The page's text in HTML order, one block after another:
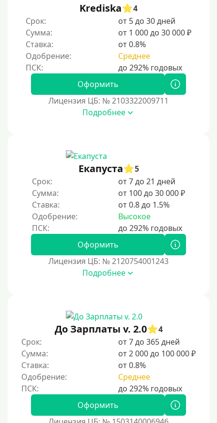
Залог
Под залог ПТС
Без залога
Под залог
Под залог недвижимости
Под ПТС спецтехники
Под ПТС грузового автомобиля
Авто без ПТС
Цель
На Новый Год
Чтобы улучшить кредитную историю, важно
своевременно погашать текущие долги, избегать
просрочек и регулярно проверять кредитный отчет.
Также можно воспользоваться услугами финансовых
На погашение прочих кредитных обязательств
До зарплаты
Для ИП
Для бизнеса
Документы
Krediska
4
Срок:
от 5 до 30 дней
Сумма:
от 1 000 до 30 000 ₽
Ставка:
от 0.8%
Одобрение:
Среднее
Оформить
Лицензия ЦБ: № 2103322009711
Подробнее
Екапуста
5
Срок:
от 7 до 21 дней
Сумма:
от 100 до 30 000 ₽
Ставка:
от 0.8 до 1.5%
Одобрение:
Высокое
Оформить
Лицензия ЦБ: № 2120754001243
Подробнее
До Зарплаты v. 2.0
4
Срок:
от 7 до 365 дней
Сумма:
от 2 000 до 100 000 ₽
Ставка:
от 0.8%
Одобрение:
Среднее
Оформить